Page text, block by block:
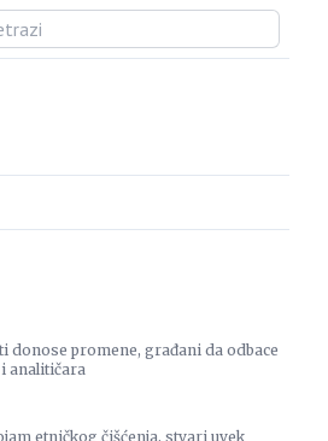
donose promene, građani da odbace
analitičara
etničkog čišćenja, stvari uvek